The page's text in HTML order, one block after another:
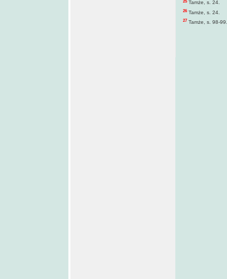
Tamże, s. 24.
26 Tamże, s. 24.
27 Tamże, s. 98-99.